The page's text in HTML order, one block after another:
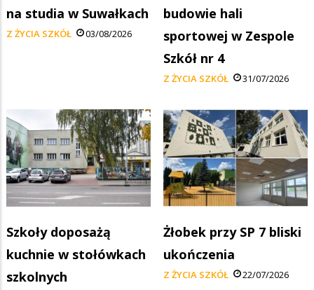
na studia w Suwałkach
Z ŻYCIA SZKÓŁ 03/08/2026
budowie hali
sportowej w Zespole
Szkół nr 4
Z ŻYCIA SZKÓŁ 31/07/2026
Szkoły doposażą
kuchnie w stołówkach
szkolnych
Żłobek przy SP 7 bliski
ukończenia
Z ŻYCIA SZKÓŁ 22/07/2026